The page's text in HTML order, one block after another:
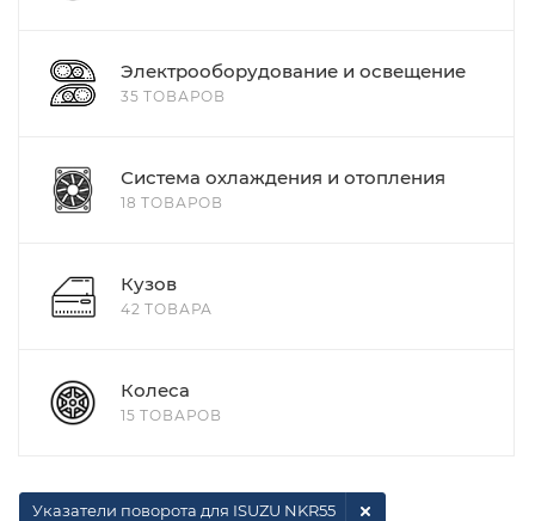
Электрооборудование и освещение
35 ТОВАРОВ
Система охлаждения и отопления
18 ТОВАРОВ
Кузов
42 ТОВАРА
Колеса
15 ТОВАРОВ
Указатели поворота для ISUZU NKR55